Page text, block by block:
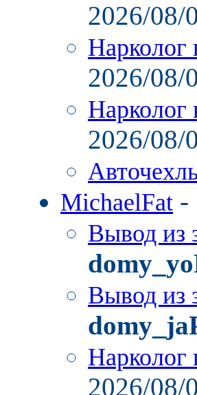
2026/08/
Нарколог
2026/08/
Нарколог
2026/08/
MichaelFat -
Вывод из
Вывод из
Нарколог
2026/08/